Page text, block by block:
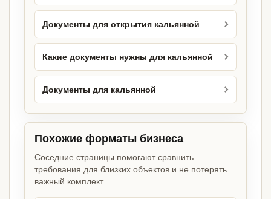
Документы для открытия кальянной
Какие документы нужны для кальянной
Документы для кальянной
Похожие форматы бизнеса
Соседние страницы помогают сравнить
требования для близких объектов и не потерять
важный комплект.